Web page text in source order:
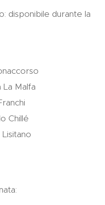
disponibile durante la
La Malfa
Chillé